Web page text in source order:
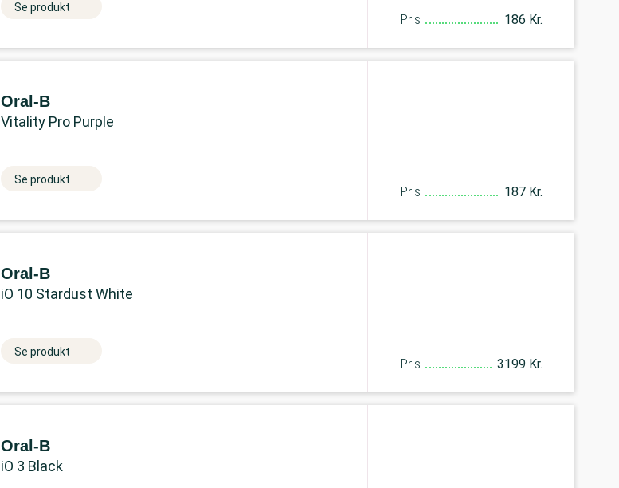
Se produkt
Pris 186 Kr.
Oral-B
Vitality Pro Purple
Se produkt
Pris 187 Kr.
Oral-B
iO 10 Stardust White
Se produkt
Pris 3199 Kr.
Oral-B
iO 3 Black